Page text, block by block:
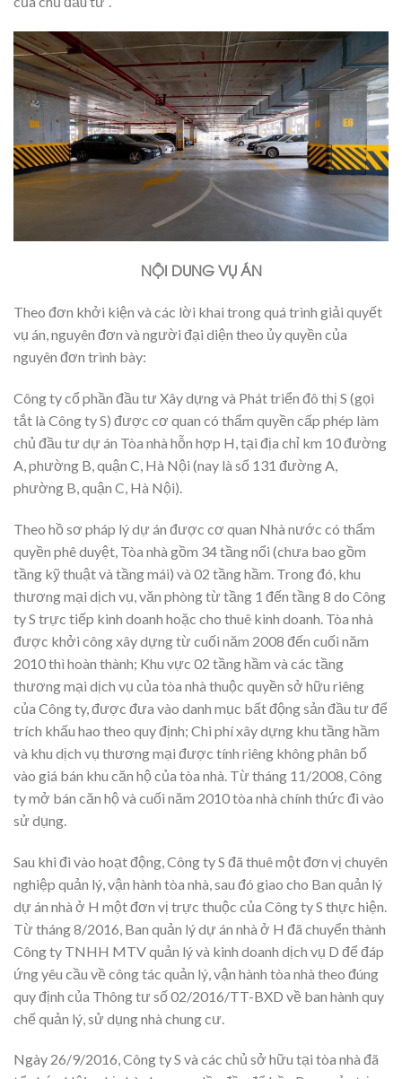
NỘI DUNG VỤ ÁN
Theo đơn khởi kiện và các lời khai trong quá trình giải quyết
vụ án, nguyên đơn và người đại diện theo ủy quyền của
nguyên đơn trình bày:
Công ty cổ phần đầu tư Xây dựng và Phát triển đô thị S (gọi
tắt là Công ty S) được cơ quan có thẩm quyền cấp phép làm
chủ đầu tư dự án Tòa nhà hỗn hợp H, tại địa chỉ km 10 đường
A, phường B, quận C, Hà Nội (nay là số 131 đường A,
phường B, quận C, Hà Nội).
Theo hồ sơ pháp lý dự án được cơ quan Nhà nước có thẩm
quyền phê duyệt, Tòa nhà gồm 34 tầng nổi (chưa bao gồm
tầng kỹ thuật và tầng mái) và 02 tầng hầm. Trong đó, khu
thương mại dịch vụ, văn phòng từ tầng 1 đến tầng 8 do Công
ty S trực tiếp kinh doanh hoặc cho thuê kinh doanh. Tòa nhà
được khởi công xây dựng từ cuối năm 2008 đến cuối năm
2010 thì hoàn thành; Khu vực 02 tầng hầm và các tầng
thương mại dịch vụ của tòa nhà thuộc quyền sở hữu riêng
của Công ty, được đưa vào danh mục bất động sản đầu tư để
trích khấu hao theo quy định; Chi phí xây dựng khu tầng hầm
và khu dịch vụ thương mại được tính riêng không phân bổ
vào giá bán khu căn hộ của tòa nhà. Từ tháng 11/2008, Công
ty mở bán căn hộ và cuối năm 2010 tòa nhà chính thức đi vào
sử dụng.
Sau khi đi vào hoạt động, Công ty S đã thuê một đơn vị chuyên
nghiệp quản lý, vận hành tòa nhà, sau đó giao cho Ban quản lý
dự án nhà ở H một đơn vị trực thuộc của Công ty S thực hiện.
Từ tháng 8/2016, Ban quản lý dự án nhà ở H đã chuyển thành
Công ty TNHH MTV quản lý và kinh doanh dịch vụ D để đáp
ứng yêu cầu về công tác quản lý, vận hành tòa nhà theo đúng
quy định của Thông tư số 02/2016/TT-BXD về ban hành quy
chế quản lý, sử dụng nhà chung cư.
Ngày 26/9/2016, Công ty S và các chủ sở hữu tại tòa nhà đã